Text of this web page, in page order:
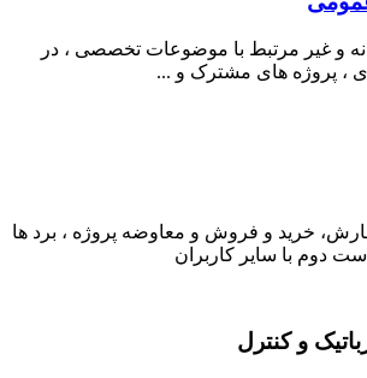
و غیر مرتبط با موضوعات تخصصی ، در
، پروژه های مشترک و ...
خرید و فروش و معاوضه پروژه ، برد ها
دوم با سایر کاربران
و کنترل